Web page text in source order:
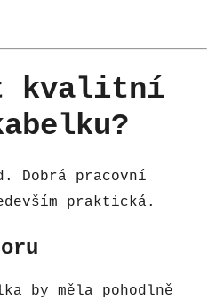
kvalitní
Dobrá pracovní
praktická.
by měla pohodlně